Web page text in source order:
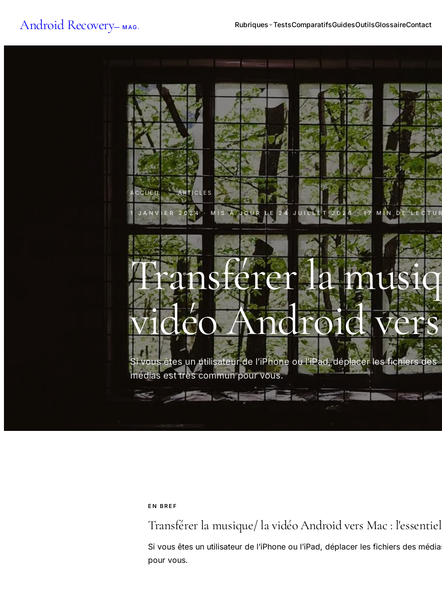
Android Recovery— MAG. Rubriques TestsComparatifsGuidesOutilsGlossaireContact
ACCUEIL · ARTICLES
1 JANVIER 2024 · MIS À JOUR LE 24 JUILLET 2026 · 17 MIN DE
Transférer la
vidéo Android
Si vous êtes un utilisateur de l’iPhone ou l’iPad, déplacer les fichiers des
médias est très commun pour vous.
EN BREF
Transférer la musique/ la vidéo Android vers Mac :
Si vous êtes un utilisateur de l’iPhone ou l’iPad, déplacer les fichiers des
pour vous.